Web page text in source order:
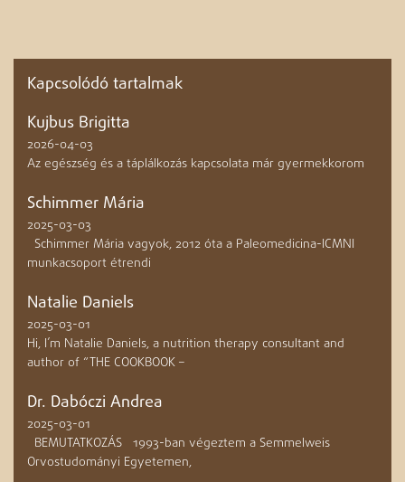
Kapcsolódó tartalmak
Kujbus Brigitta
2026-04-03
Az egészség és a táplálkozás kapcsolata már gyermekkorom
Schimmer Mária
2025-03-03
Schimmer Mária vagyok, 2012 óta a Paleomedicina-ICMNI
munkacsoport étrendi
Natalie Daniels
2025-03-01
Hi, I’m Natalie Daniels, a nutrition therapy consultant and
author of “THE COOKBOOK –
Dr. Dabóczi Andrea
2025-03-01
BEMUTATKOZÁS 1993-ban végeztem a Semmelweis
Orvostudományi Egyetemen,